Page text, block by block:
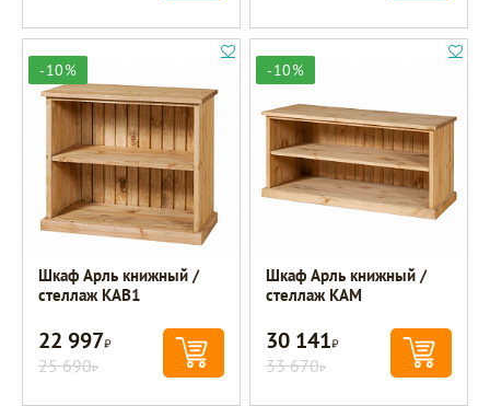
-10%
Шкаф Арль книжный /
стеллаж KAB1
22 997Р
25 690Р
-10%
Шкаф Арль книжный /
стеллаж KAM
30 141Р
33 670Р